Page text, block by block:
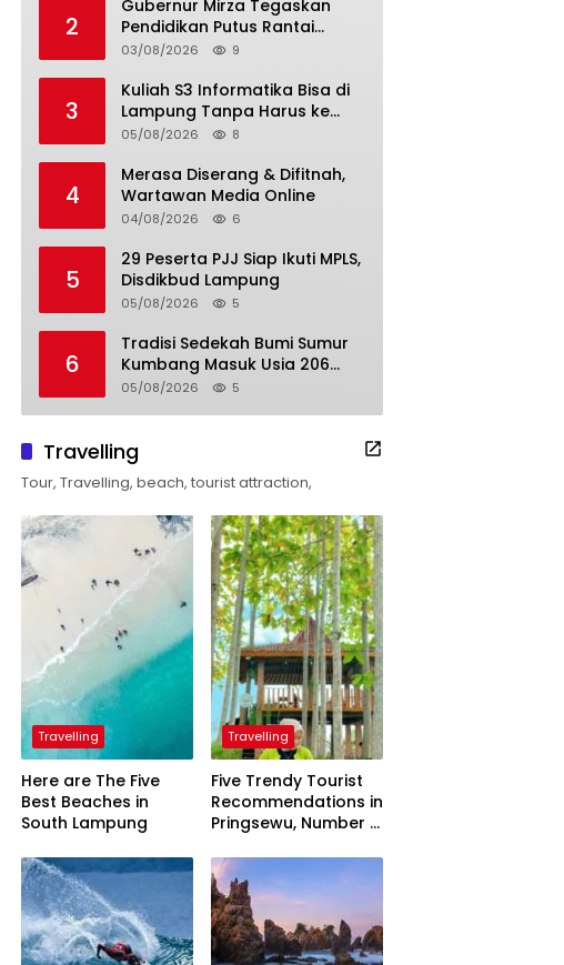
2
Gubernur Mirza Tegaskan
Pendidikan Putus Rantai
Kemiskinan
03/08/2026 9
3
Kuliah S3 Informatika Bisa di
Lampung Tanpa Harus ke
Luar Daerah
05/08/2026 8
4
Merasa Diserang & Difitnah,
Wartawan Media Online
04/08/2026 6
5
29 Peserta PJJ Siap Ikuti MPLS,
Disdikbud Lampung
05/08/2026 5
6
Tradisi Sedekah Bumi Sumur
Kumbang Masuk Usia 206
Tahun
05/08/2026 5
Travelling
Tour, Travelling, beach, tourist attraction,
Travelling
Here are The Five
Best Beaches in
South Lampung
Travelling
Five Trendy Tourist
Recommendations in
Pringsewu, Number 3
President